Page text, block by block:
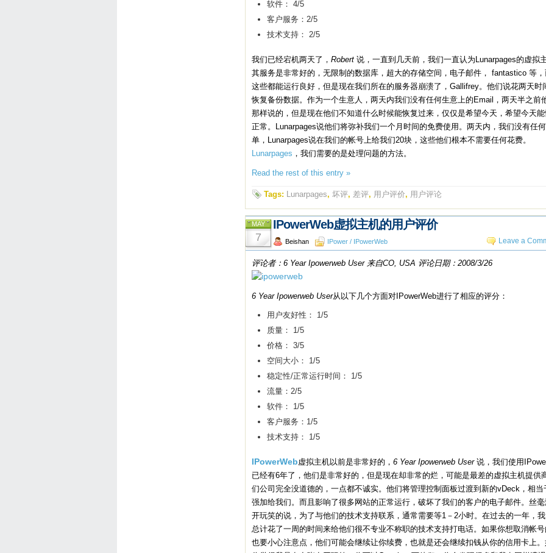
软件： 4/5
客户服务：2/5
技术支持： 2/5
我们已经宕机两天了， Robert 说，一直到几天前，我们一直认为Lunarpages的虚拟
其服务是非常好的，无限制的数据库，超大的存储空间，电子邮件， fantastico 等，
这些都能运行良好，但是现在我们所在的服务器崩溃了，Gallifrey。他们说花两天时
恢复备份数据。作为一个生意人，两天内我们没有任何生意上的Email，两天半之前
那样说的，但是现在他们不知道什么时候能恢复过来，仅仅是希望今天，希望今天能
正常。Lunarpages说他们将弥补我们一个月时间的免费使用。两天内，我们没有任
单，Lunarpages说在我们的帐号上给我们20块，这些他们根本不需要任何花费。
Lunarpages ，我们需要的是处理问题的方法。
Read the rest of this entry »
Tags: Lunarpages, 坏评, 差评, 用户评价, 用户评论
MAY
7
IPowerWeb虚拟主机的用户评价
Beishan IPower / IPowerWeb Leave a
评论者：6 Year Ipowerweb User 来自CO, USA 评论日期：2008/3/26
6 Year Ipowerweb User从以下几个方面对IPowerWeb进行了相应的评分：
用户友好性： 1/5
质量： 1/5
价格： 3/5
空间大小： 1/5
稳定性/正常运行时间： 1/5
流量：2/5
软件： 1/5
客户服务：1/5
技术支持： 1/5
IPowerWeb虚拟主机以前是非常好的， 6 Year Ipowerweb User说，我们使用
已经有6年了，他们是非常好的，但是现在却非常的烂，可能是最差的虚拟主机提供
们公司完全没道德的，一点都不诚实。他们将管理控制面板过渡到新的vDeck，相当
强加给我们。而且影响了很多网站的正常运行，破坏了我们的客户的电子邮件。丝
开玩笑的说，为了与他们的技术支持联系，通常需要等1－2小时。在过去的一年，
总计花了一周的时间来给他们很不专业不称职的技术支持打电话。如果你想取消帐
也要小心注意点，他们可能会继续让你续费，也就是还会继续扣钱从你的信用卡上